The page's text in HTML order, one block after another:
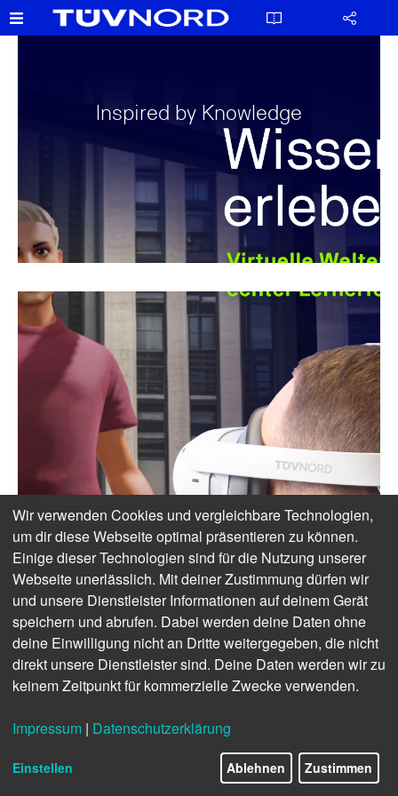
Inspired by Knowledge
Wir verwenden Cookies und vergleichbare Technologien,
um dir diese Webseite optimal präsentieren zu können.
Einige dieser Technologien sind für die Nutzung unserer
Webseite unerlässlich. Mit deiner Zustimmung dürfen wir
und unsere Dienstleister Informationen auf deinem Gerät
speichern und abrufen. Dabei werden deine Daten ohne
deine Einwilligung nicht an Dritte weitergegeben, die nicht
direkt unsere Dienstleister sind. Deine Daten werden wir zu
keinem Zeitpunkt für kommerzielle Zwecke verwenden.
Impressum | Datenschutzerklärung
Einstellen Ablehnen Zustimmen